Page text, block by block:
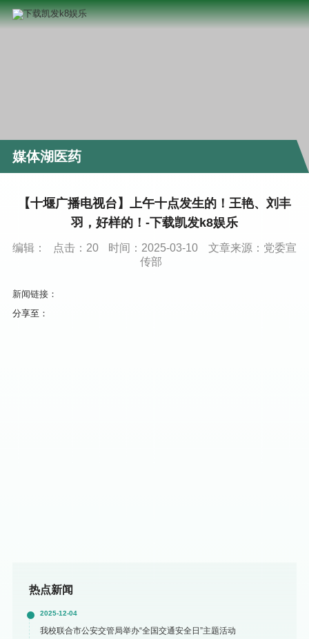
媒体湖医药
【十堰广播电视台】上午十点发生的！王艳、刘丰
羽，好样的！-下载凯发k8娱乐
编辑： 点击： 20 时间：2025-03-10
文章来源：党委宣
传部
新闻链接：
分享至：
热点新闻
2025-12-04
我校联合市公安交管局举办“全国交通安全日”主题活动